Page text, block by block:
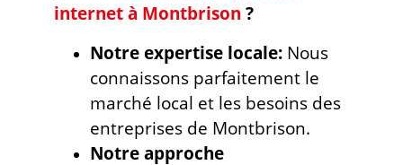
internet à Montbrison ?
Notre expertise locale: Nous
connaissons parfaitement le
marché local et les besoins des
entreprises de Montbrison.
Notre approche